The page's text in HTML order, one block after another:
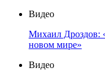
Видео
Михаил Дроздов:
новом мире»
Видео